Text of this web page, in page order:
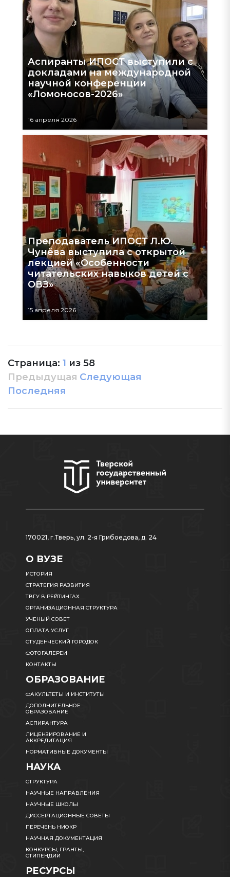
Аспиранты ИПОСТ выступили с
докладами на международной
научной конференции
«Ломоносов-2026»
16 апреля 2026
Преподаватель ИПОСТ Л.Ю.
Чунёва выступила с открытой
лекцией «Особенности
читательских навыков детей с
ОВЗ»
15 апреля 2026
Страница: 1 из 58
Предыдущая Следующая
Последняя
170021, г.Тверь, ул. 2-я Грибоедова, д. 24
О ВУЗЕ
ИСТОРИЯ
СТРАТЕГИЯ РАЗВИТИЯ
ТВГУ В РЕЙТИНГАХ
ОРГАНИЗАЦИОННАЯ СТРУКТУРА
УЧЕНЫЙ СОВЕТ
ОПЛАТА УСЛУГ
СТУДЕНЧЕСКИЙ ГОРОДОК
ФОТОГАЛЕРЕИ
КОНТАКТЫ
ОБРАЗОВАНИЕ
ФАКУЛЬТЕТЫ И ИНСТИТУТЫ
ДОПОЛНИТЕЛЬНОЕ
ОБРАЗОВАНИЕ
АСПИРАНТУРА
ЛИЦЕНЗИРОВАНИЕ И
АККРЕДИТАЦИЯ
НОРМАТИВНЫЕ ДОКУМЕНТЫ
НАУКА
СТРУКТУРА
НАУЧНЫЕ НАПРАВЛЕНИЯ
НАУЧНЫЕ ШКОЛЫ
ДИССЕРТАЦИОННЫЕ СОВЕТЫ
ПЕРЕЧЕНЬ НИОКР
НАУЧНАЯ ДОКУМЕНТАЦИЯ
КОНКУРСЫ, ГРАНТЫ,
СТИПЕНДИИ
РЕСУРСЫ